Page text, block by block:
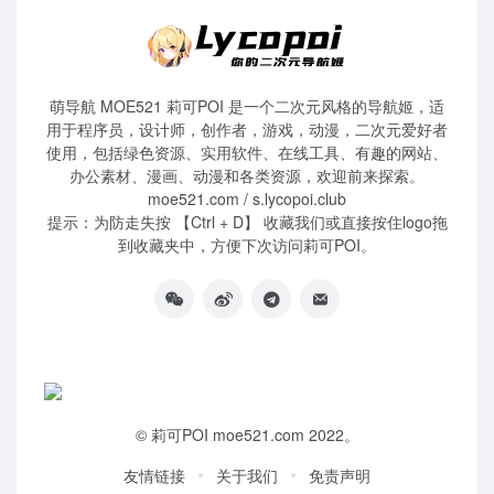
萌导航 MOE521 莉可POI 是一个二次元风格的导航姬，适
用于程序员，设计师，创作者，游戏，动漫，二次元爱好者
使用，包括绿色资源、实用软件、在线工具、有趣的网站、
办公素材、漫画、动漫和各类资源，欢迎前来探索。
moe521.com / s.lycopoi.club
提示：为防走失按 【Ctrl + D】 收藏我们或直接按住logo拖
到收藏夹中，方便下次访问莉可POI。
© 莉可POI moe521.com 2022。
友情链接
关于我们 免责声明